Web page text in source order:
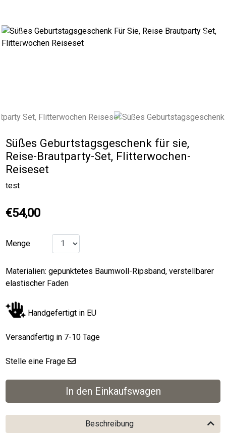
Previous
Süßes Geburtstagsgeschenk für sie,
Reise-Brautparty-Set, Flitterwochen-
Reiseset
test
€54,00
Menge
Materialien: gepunktetes Baumwoll-Ripsband, verstellbarer
elastischer Faden
Handgefertigt in EU
Versandfertig in 7-10 Tage
Stelle eine Frage
Beschreibung